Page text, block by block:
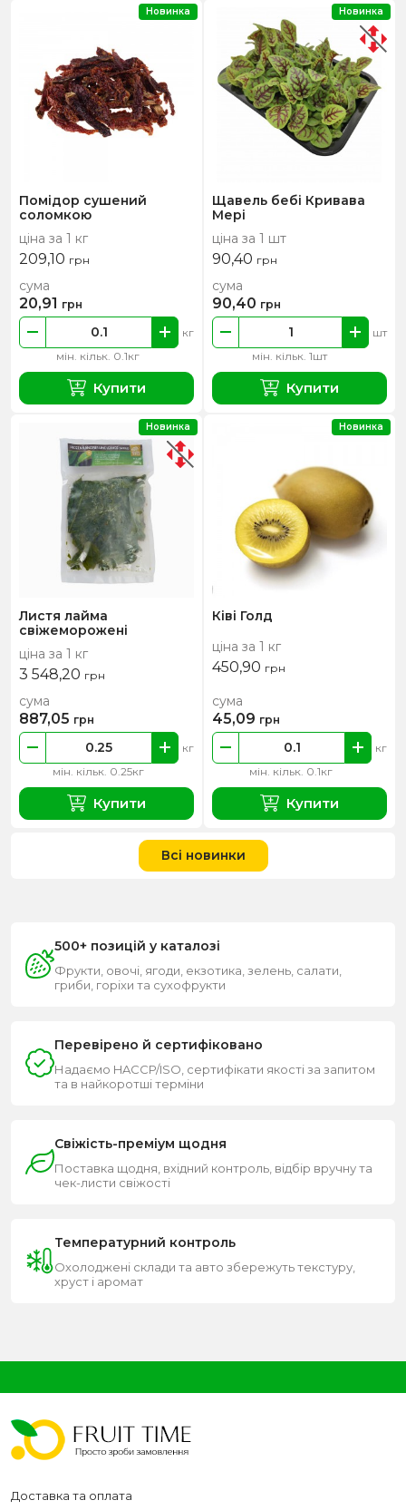
Помідор сушений
соломкою
ціна за 1 кг
209,10 грн
мін. кільк. 0.1кг
кг
сума
20,91 грн
Купити
Новинка
Щавель бебі Кривава
Мері
ціна за 1 шт
90,40 грн
мін. кільк. 1шт
шт
сума
90,40 грн
Купити
Новинка
Листя лайма
свіжеморожені
ціна за 1 кг
3 548,20 грн
мін. кільк. 0.25кг
кг
сума
887,05 грн
Купити
Новинка
Ківі Голд
ціна за 1 кг
450,90 грн
мін. кільк. 0.1кг
кг
сума
45,09 грн
Купити
Новинка
Всі новинки
500+ позицій у каталозі
Фрукти, овочі, ягоди, екзотика, зелень, салати,
гриби, горіхи та сухофрукти
Перевірено й сертифіковано
Надаємо HACCP/ISO, сертифікати якості за запитом
та в найкоротші терміни
Свіжість-преміум щодня
Поставка щодня, вхідний контроль, відбір вручну та
чек-листи свіжості
Температурний контроль
Охолоджені склади та авто збережуть текстуру,
хруст і аромат
Доставка та оплата